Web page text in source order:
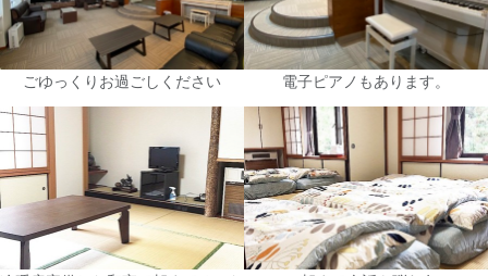
ごゆっくりお過ごしください 電子ピアノもあります。